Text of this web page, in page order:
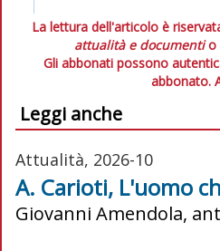
La lettura dell'articolo è
attualità e documentio
Gli abbonati possono
abbonato.
Leggi anche
Attualità, 2026-10
A. Carioti, L'uomo
Giovanni Amendola,